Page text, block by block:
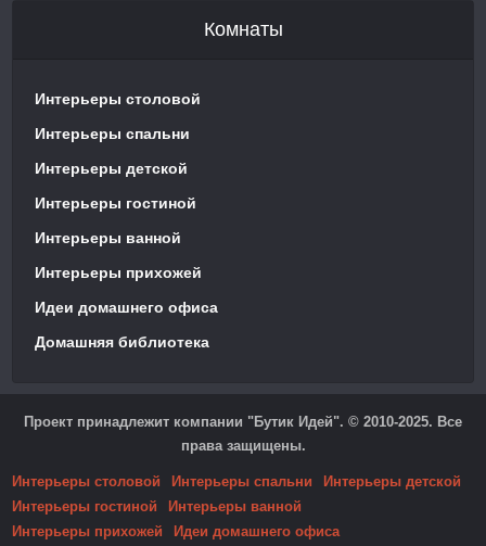
Комнаты
Интерьеры столовой
Интерьеры спальни
Интерьеры детской
Интерьеры гостиной
Интерьеры ванной
Интерьеры прихожей
Идеи домашнего офиса
Домашняя библиотека
Проект принадлежит компании "Бутик Идей". © 2010-2025. Все
права защищены.
Интерьеры столовой Интерьеры спальни
Интерьеры детской
Интерьеры гостиной
Интерьеры ванной
Интерьеры прихожей
Идеи домашнего офиса